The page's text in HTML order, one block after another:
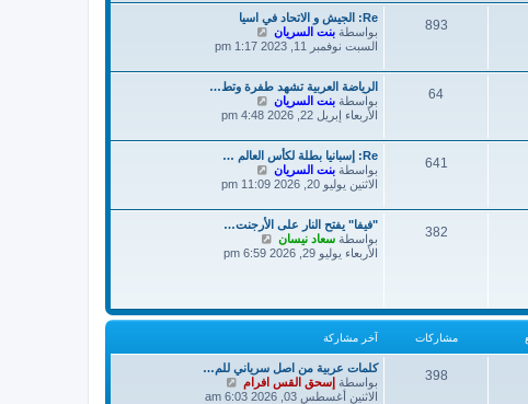
ك
ة
د
آ
ر
ش
ا
ك
893
Re: الجيش و الاتحاد في اسيا
بواسطة بنت السريان
ا
د
آ
ر
ش
ا
ك
السبت نوفمبر 11, 2023 1:17 pm
64
الرياضة العربية تشهد طفرة وتط…
بواسطة بنت السريان
ا
د
آ
ر
ش
ا
ك
الأربعاء إبريل 22, 2026 4:48 pm
641
Re: إسبانيا بطلة لكأس العالم …
بواسطة بنت السريان
ا
د
آ
ر
ر
ك
الاثنين يوليو 20, 2026 11:09 pm
382
"فيفا" يفتح النار على الأرجنت…
بواسطة سعاد نيسان
ا
خ
ر
ش
ا
ر
ك
الأربعاء يوليو 29, 2026 6:59 pm
مشاركات آخر مشاركة
398
كلمات عربية من اصل سرياني للم…
بواسطة إسحق القس افرام
ا
الاثنين أغسطس 03, 2026 6:03 am